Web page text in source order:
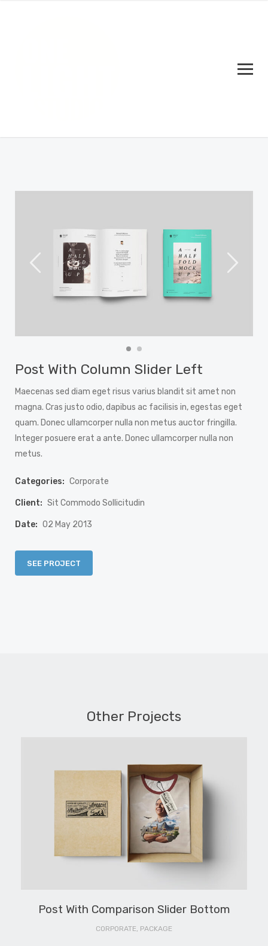
Post With Column Slider Left
Maecenas sed diam eget risus varius blandit sit amet non
magna. Cras justo odio, dapibus ac facilisis in, egestas eget
quam. Donec ullamcorper nulla non metus auctor fringilla.
Integer posuere erat a ante. Donec ullamcorper nulla non
metus.
Categories: Corporate
Client: Sit Commodo Sollicitudin
Date: 02 May 2013
SEE PROJECT
Other Projects
Post With Comparison Slider Bottom
CORPORATE, PACKAGE